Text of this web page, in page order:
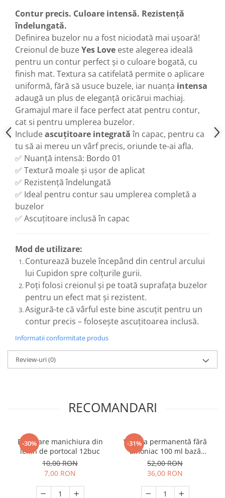
Contur precis. Culoare intensă. Rezistență
îndelungată.
Definirea buzelor nu a fost niciodată mai ușoară!
Creionul de buzeYes Love este alegerea ideală
pentru un contur perfect și o culoare bogată, cu
finish mat. Textura sa catifelată permite o aplicare
uniformă, fără să usuce buzele, iar nuanța intensa
adaugă un plus de eleganță oricărui machiaj.
Gramajul mare il face perfect atat pentru contur,
cat si pentru umplerea buzelor.
Includeascuțitoare integratăîn capac, pentru ca
tu să ai mereu un vârf precis, oriunde te-ai afla.
✅ Nuanță intensă: Bordo 01
✅ Textură moale și ușor de aplicat
✅ Rezistență îndelungată
✅ Ideal pentru contur sau umplerea completă a
buzelor
✅ Ascuțitoare inclusă în capac
Mod de utilizare:
Conturează buzele începând din centrul arcului
lui Cupidon spre colțurile gurii.
Poți folosi creionul și pe toată suprafața buzelor
pentru un efect mat și rezistent.
Asigură-te că vârful este bine ascuțit pentru un
contur precis – folosește ascuțitoarea inclusă.
Informatii conformitate produs
Review-uri(0)
RECOMANDARI
-30%
Betisoare manichiura din
lemn de portocal 12buc
10,00 RON
7,00 RON
-31%
Vopsea permanentă fără
amoniac 100 ml bază
incoloră
52,00 RON
36,00 RON